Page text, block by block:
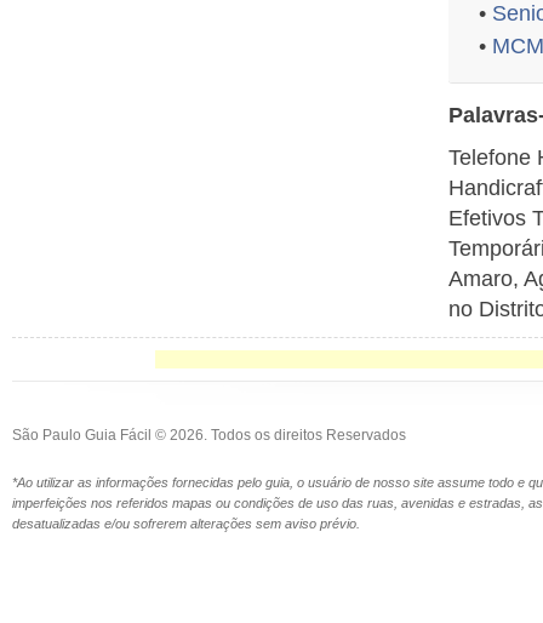
•
•
Telefone
Efetivos
Amaro,
no
São Paulo Guia Fácil © 2026. Todos os direitos Reservados
*Ao utilizar as informações fornecidas pelo guia, o usuário de nosso site assume todo e
imperfeições nos referidos mapas ou condições de uso das ruas, avenidas e estradas,
desatualizadas e/ou sofrerem alterações sem aviso prévio.